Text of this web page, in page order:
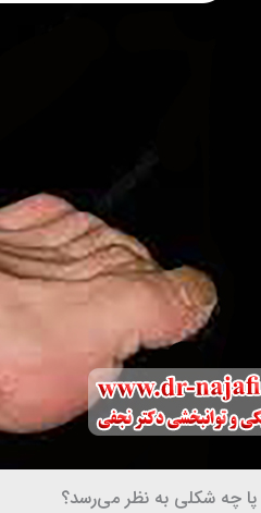
چه شکلی به نظر می‌رسد؟